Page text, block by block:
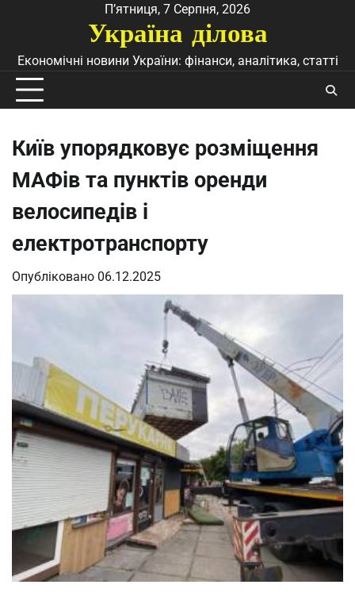
П’ятниця, 7 Серпня, 2026
Україна ділова
Економічні новини України: фінанси, аналітика, статті
Київ упорядковує розміщення
МАФів та пунктів оренди
велосипедів і
електротранспорту
Опубліковано 06.12.2025